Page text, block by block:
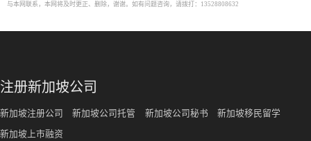
与本网联系，本网将及时更正、删除，谢谢。如有问题咨询，请拨打：13528808632
注册新加坡公司
新加坡注册公司 新加坡公司托管 新加坡公司秘书 新加坡移民留学
新加坡上市融资